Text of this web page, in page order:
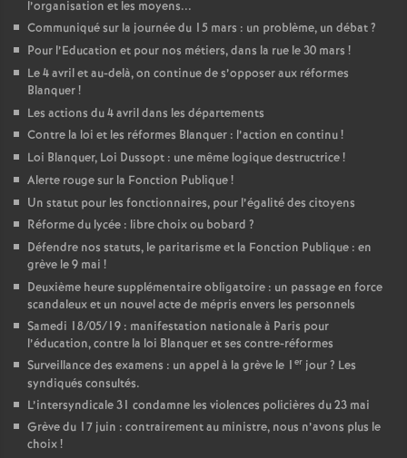
l’organisation et les moyens...
Communiqué sur la journée du 15 mars : un problème, un débat?
Pour l’Education et pour nos métiers, dans la rue le 30 mars !
Le 4 avril et au-delà, on continue de s’opposer aux réformes
Blanquer!
Les actions du 4 avril dans les départements
Contre la loi et les réformes Blanquer : l’action en continu!
Loi Blanquer, Loi Dussopt : une même logique destructrice!
Alerte rouge sur la Fonction Publique!
Un statut pour les fonctionnaires, pour l’égalité des citoyens
Réforme du lycée : libre choix ou bobard ?
Défendre nos statuts, le paritarisme et la Fonction Publique : en
grève le 9 mai !
Deuxième heure supplémentaire obligatoire : un passage en force
scandaleux et un nouvel acte de mépris envers les personnels
Samedi 18/05/19 : manifestation nationale à Paris pour
l’éducation, contre la loi Blanquer et ses contre-réformes
Surveillance des examens : un appel à la grève le 1 er jour? Les
syndiqués consultés.
L’intersyndicale 31 condamne les violences policières du 23 mai
Grève du 17 juin : contrairement au ministre, nous n’avons plus le
choix!